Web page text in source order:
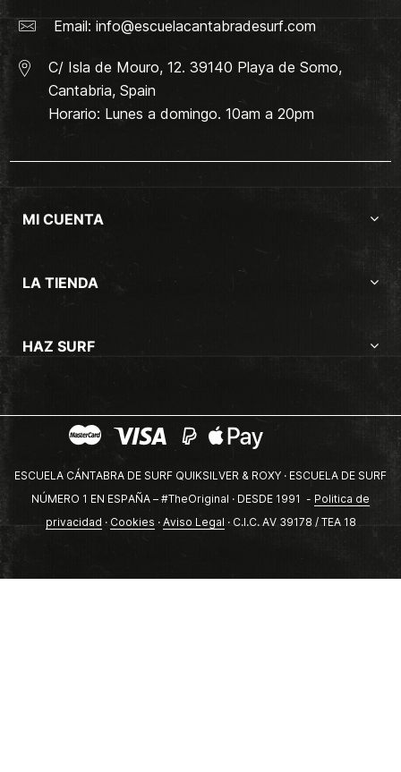
Email: info@escuelacantabradesurf.com
C/ Isla de Mouro, 12. 39140 Playa de Somo,
Cantabria, Spain
Horario: Lunes a domingo. 10am a 20pm
MI CUENTA
LA TIENDA
HAZ SURF
ESCUELA CÁNTABRA DE SURF QUIKSILVER & ROXY · ESCUELA DE SURF
NÚMERO 1 EN ESPAÑA – #TheOriginal · DESDE 1991 - Politica de
privacidad · Cookies · Aviso Legal · C.I.C. AV 39178 / TEA 18